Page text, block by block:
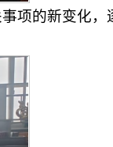
项的新变化，